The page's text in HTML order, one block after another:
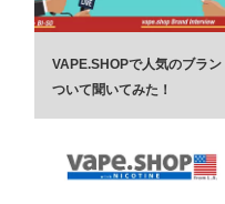
VAPE.SHOPで人気のブラ
ついて聞いてみた！